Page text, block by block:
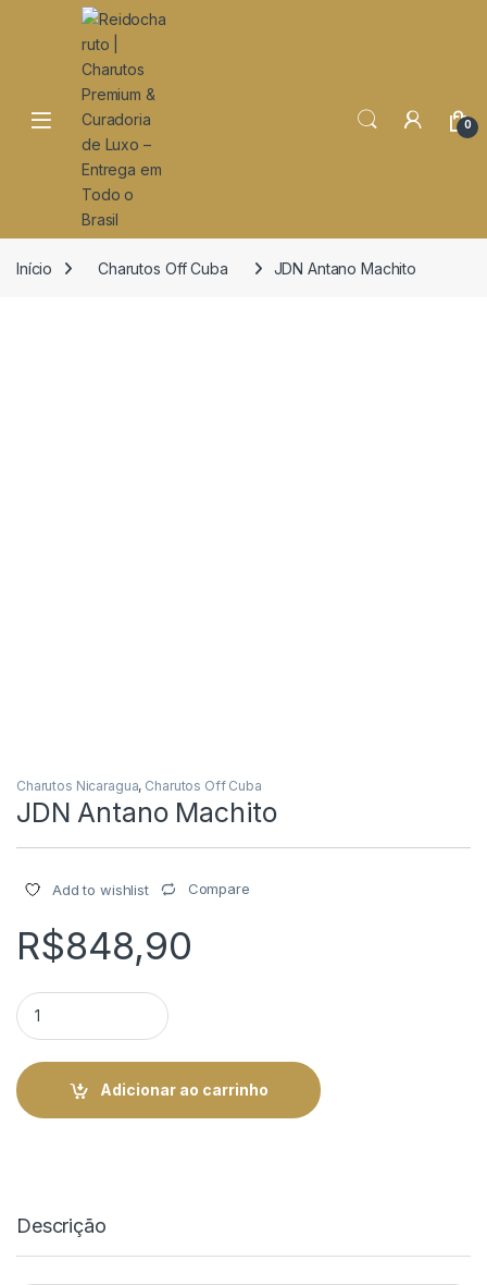
Open 0
Início Charutos Off Cuba JDN Antano Machito
Charutos Nicaragua, Charutos Off Cuba
JDN Antano Machito
Add to wishlist Compare
R$848,90
JDN Antano Machito quantity
Adicionar ao carrinho
Descrição